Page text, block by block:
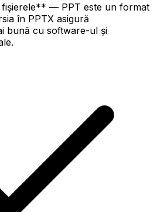
— PPT este un format
în PPTX asigură
bună cu software-ul și